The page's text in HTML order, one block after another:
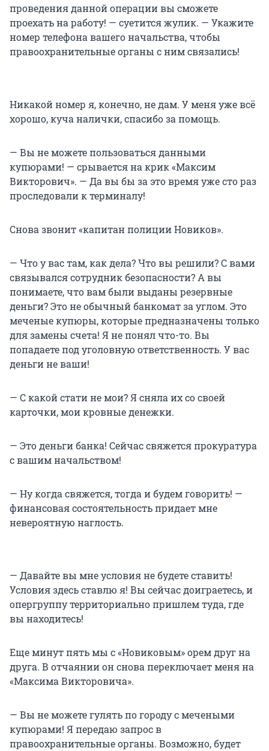
проведения данной операции вы сможете
проехать на работу! — суетится жулик. — Укажите
номер телефона вашего начальства, чтобы
правоохранительные органы с ним связались!
Никакой номер я, конечно, не дам. У меня уже всё
хорошо, куча налички, спасибо за помощь.
— Вы не можете пользоваться данными
купюрами! — срывается на крик «Максим
Викторович». — Да вы бы за это время уже сто раз
проследовали к терминалу!
Снова звонит «капитан полиции Новиков».
— Что у вас там, как дела? Что вы решили? С вами
связывался сотрудник безопасности? А вы
понимаете, что вам были выданы резервные
деньги? Это не обычный банкомат за углом. Это
меченые купюры, которые предназначены только
для замены счета! Я не понял что-то. Вы
попадаете под уголовную ответственность. У вас
деньги не ваши!
— С какой стати не мои? Я сняла их со своей
карточки, мои кровные денежки.
— Это деньги банка! Сейчас свяжется прокуратура
с вашим начальством!
— Ну когда свяжется, тогда и будем говорить! —
финансовая состоятельность придает мне
невероятную наглость.
— Давайте вы мне условия не будете ставить!
Условия здесь ставлю я! Вы сейчас доиграетесь, и
опергруппу территориально пришлем туда, где
вы находитесь!
Еще минут пять мы с «Новиковым» орем друг на
друга. В отчаянии он снова переключает меня на
«Максима Викторовича».
— Вы не можете гулять по городу с мечеными
купюрами! Я передаю запрос в
правоохранительные органы. Возможно, будет